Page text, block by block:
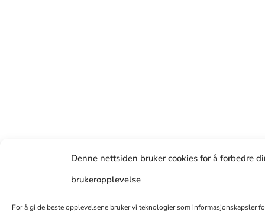
Denne nettsiden bruker cookies for å forbedre
brukeropplevelse
For å gi de beste opplevelsene bruker vi teknologier som informasjonskapsler